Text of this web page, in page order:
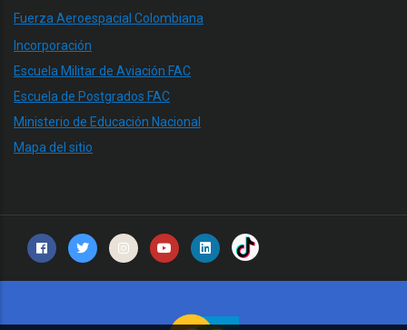
Fuerza Aeroespacial Colombiana
Incorporación
Escuela Militar de Aviación FAC
Escuela de Postgrados FAC
Ministerio de Educación Nacional
Mapa del sitio